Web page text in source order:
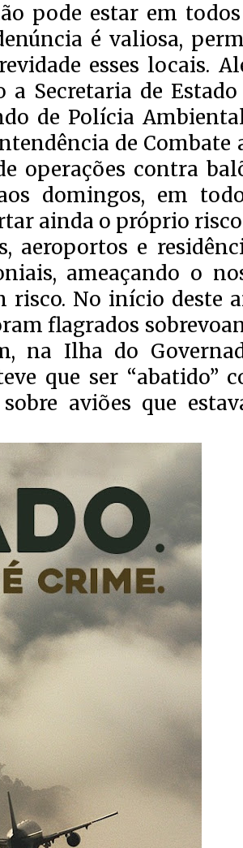
pode estar em
é valiosa,
esses locais.
a Secretaria de
de Polícia
de Combate
operações contra
domingos, em
ainda o próprio
aeroportos e
ameaçando o
risco. No início deste
flagrados
na Ilha do
que ser “abatido”
aviões que